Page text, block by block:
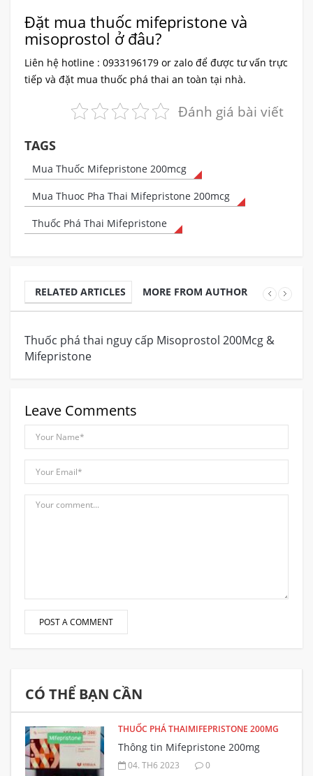
Đặt mua thuốc mifepristone và
misoprostol ở đâu?
Liên hệ hotline : 0933196179 or zalo để được tư vấn trực
tiếp và đặt mua thuốc phá thai an toàn tại nhà.
Đánh giá bài viết
TAGS
Mua Thuốc Mifepristone 200mcg
Mua Thuoc Pha Thai Mifepristone 200mcg
Thuốc Phá Thai Mifepristone
RELATED ARTICLES MORE FROM AUTHOR
Thuốc phá thai nguy cấp Misoprostol 200Mcg &
Mifepristone
Leave Comments
CÓ THỂ BẠN CẦN
THUỐC PHÁ THAIMIFEPRISTONE 200MG
Thông tin Mifepristone 200mg
04. TH6 2023 0